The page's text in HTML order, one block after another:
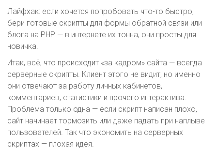
Лайфхак: если хочется попробовать что-то быстро,
бери готовые скрипты для формы обратной связи или
блога на PHP — в интернете их тонна, они просты для
новичка.
Итак, всё, что происходит «за кадром» сайта — всегда
серверные скрипты. Клиент этого не видит, но именно
они отвечают за работу личных кабинетов,
комментариев, статистики и прочего интерактива.
Проблема только одна — если скрипт написан плохо,
сайт начинает тормозить или даже падать при наплыве
пользователей. Так что экономить на серверных
скриптах — плохая идея.